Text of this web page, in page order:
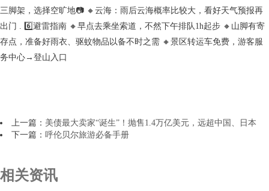
三脚架，选择空旷地📷 🔸云海：雨后云海概率比较大，看好天气预报再
出门 . 6️⃣避雷指南 🔸早点去乘坐索道，不然下午排队1h起步 🔸山脚有寄
存点，准备好雨衣、驱蚊物品以备不时之需 🔸景区转运车免费，游客服
务中心→登山入口
上一篇： 美债最大卖家“诞生”！抛售1.4万亿美元，远超中国、日本
下一篇： 呼伦贝尔旅游必备手册
相关资讯